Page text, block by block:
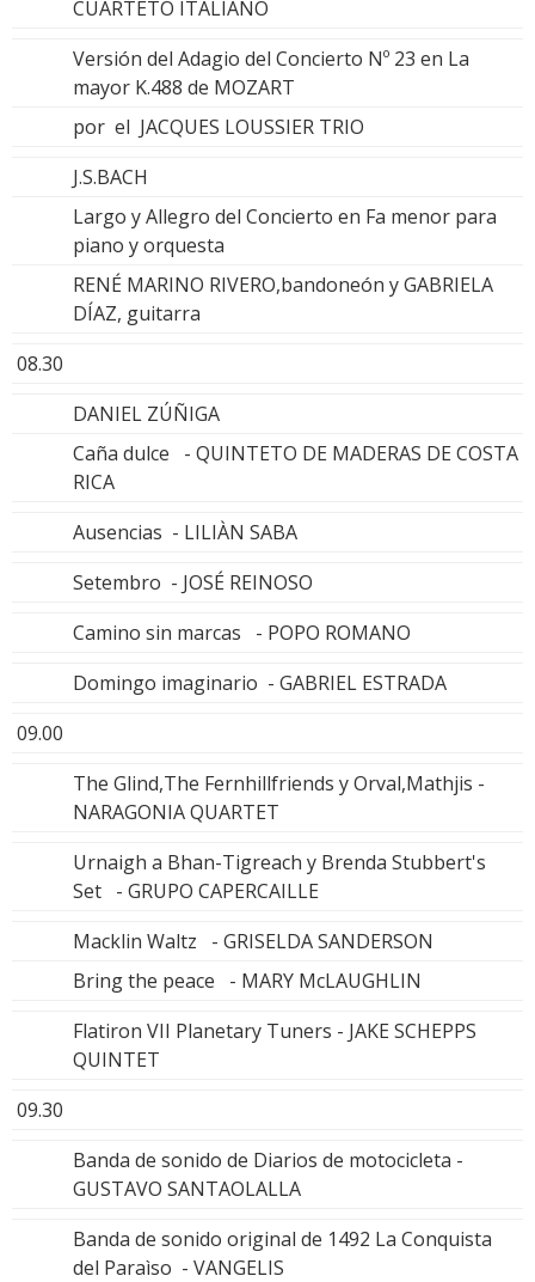
CUARTETO ITALIANO
Versión del Adagio del Concierto Nº 23 en La
mayor K.488 de MOZART
por el JACQUES LOUSSIER TRIO
J.S.BACH
Largo y Allegro del Concierto en Fa menor para
piano y orquesta
RENÉ MARINO RIVERO,bandoneón y GABRIELA
DÍAZ, guitarra
08.30
DANIEL ZÚÑIGA
Caña dulce - QUINTETO DE MADERAS DE COSTA
RICA
Ausencias - LILIÀN SABA
Setembro - JOSÉ REINOSO
Camino sin marcas - POPO ROMANO
Domingo imaginario - GABRIEL ESTRADA
09.00
The Glind,The Fernhillfriends y Orval,Mathjis -
NARAGONIA QUARTET
Urnaigh a Bhan-Tigreach y Brenda Stubbert's
Set - GRUPO CAPERCAILLE
Macklin Waltz - GRISELDA SANDERSON
Bring the peace - MARY McLAUGHLIN
Flatiron VII Planetary Tuners - JAKE SCHEPPS
QUINTET
09.30
Banda de sonido de Diarios de motocicleta -
GUSTAVO SANTAOLALLA
Banda de sonido original de 1492 La Conquista
del Paraìso - VANGELIS